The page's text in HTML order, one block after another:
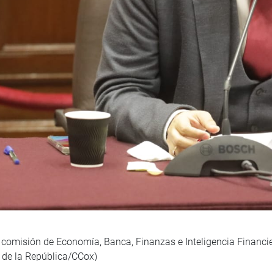
de Economía, Banca, Finanzas e Inteligencia
la República/CCox)